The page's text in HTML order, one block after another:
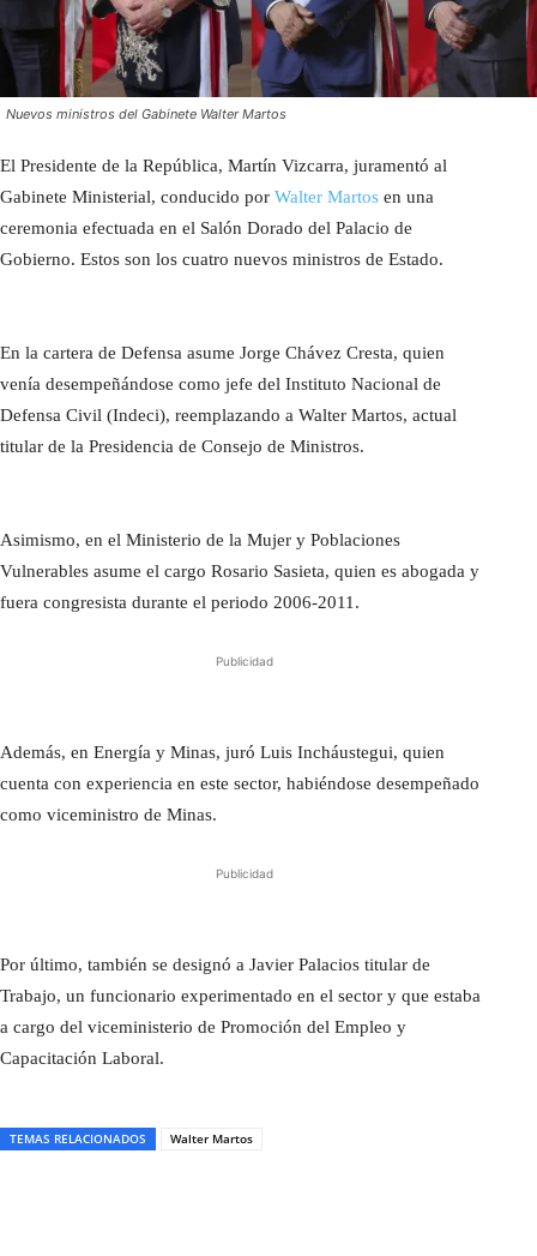
Nuevos ministros del Gabinete Walter Martos
El Presidente de la República, Martín Vizcarra, juramentó al
Gabinete Ministerial, conducido por Walter Martos en una
ceremonia efectuada en el Salón Dorado del Palacio de
Gobierno. Estos son los cuatro nuevos ministros de Estado.
En la cartera de Defensa asume Jorge Chávez Cresta, quien
venía desempeñándose como jefe del Instituto Nacional de
Defensa Civil (Indeci), reemplazando a Walter Martos, actual
titular de la Presidencia de Consejo de Ministros.
Asimismo, en el Ministerio de la Mujer y Poblaciones
Vulnerables asume el cargo Rosario Sasieta, quien es abogada y
fuera congresista durante el periodo 2006-2011.
Publicidad
Además, en Energía y Minas, juró Luis Incháustegui, quien
cuenta con experiencia en este sector, habiéndose desempeñado
como viceministro de Minas.
Publicidad
Por último, también se designó a Javier Palacios titular de
Trabajo, un funcionario experimentado en el sector y que estaba
a cargo del viceministerio de Promoción del Empleo y
Capacitación Laboral.
TEMAS RELACIONADOS Walter Martos